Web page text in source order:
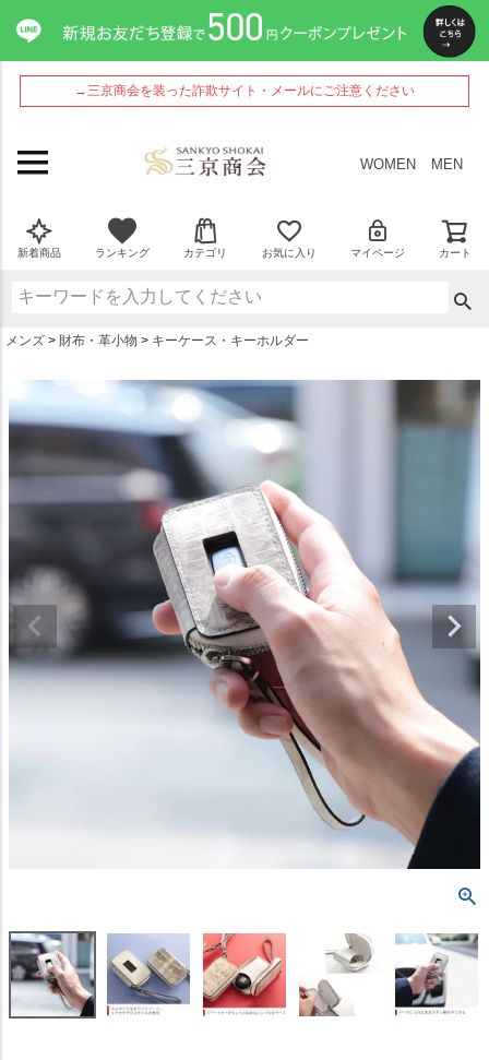
→三京商会を装った詐欺サイト・メールにご注意ください
WOMEN MEN
新着商品 ランキング カテゴリ お気に入り マイページ カート
メンズ 財布・革小物 キーケース・キーホルダー
ペー
ジト
ップ
へ